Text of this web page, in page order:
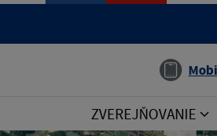
ZVEREJŇOVANIE